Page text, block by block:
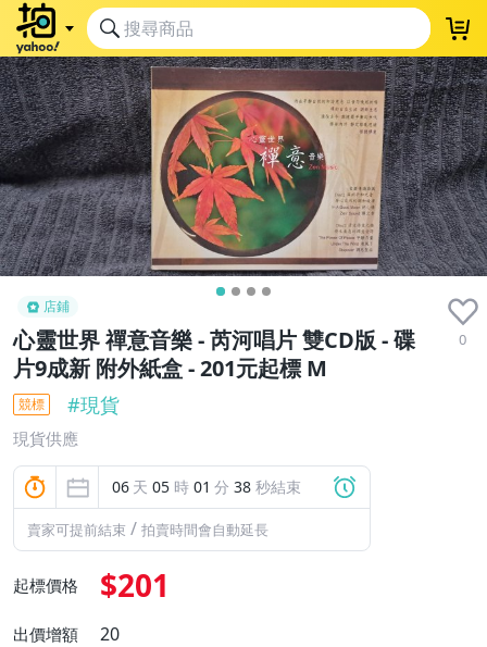
店鋪
心靈世界 禪意音樂 - 芮河唱片 雙CD版 - 碟
片9成新 附外紙盒 - 201元起標 M
0
競標 #現貨
現貨供應
06 天 05 時 01 分 37 秒結束
賣家可提前結束 / 拍賣時間會自動延長
起標價格 $201
出價增額 20